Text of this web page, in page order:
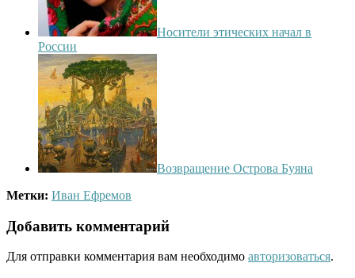
Носители этических начал в
России
Возвращение Острова Буяна
Метки: Иван Ефремов
Добавить комментарий
Для отправки комментария вам необходимо авторизоваться.